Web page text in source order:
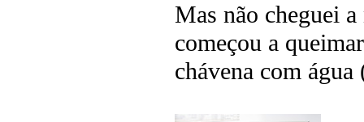
Mas não cheguei
começou a
chávena com